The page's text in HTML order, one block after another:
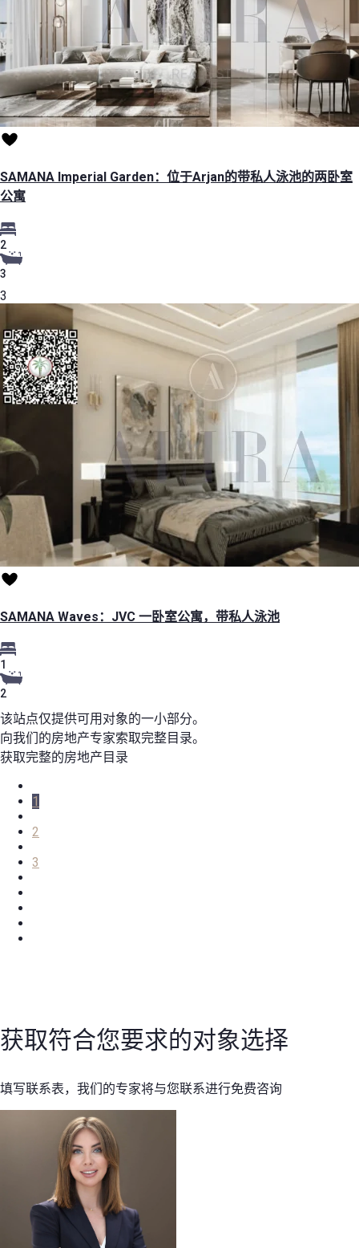
SAMANA Imperial Garden：位于Arjan的带私人泳池的两卧室
公寓
2
3
3
SAMANA Waves：JVC 一卧室公寓，带私人泳池
1
2
该站点仅提供可用对象的一小部分。
向我们的房地产专家索取完整目录。
获取完整的房地产目录
1
2
3
获取符合您要求的对象选择
填写联系表，我们的专家将与您联系进行免费咨询